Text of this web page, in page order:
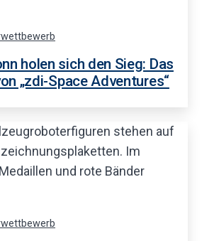
holen sich den Sieg: Das
„zdi-Space Adventures“